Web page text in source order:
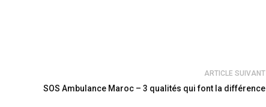
ARTICLE SUIVANT
SOS Ambulance Maroc – 3 qualités qui font la différence